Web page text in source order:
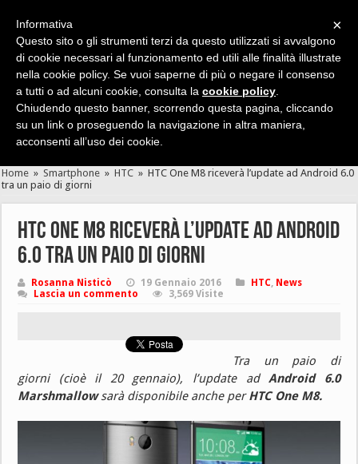
Cerca velocemente news, recensioni, guide, app, giochi ...
Home » Smartphone » HTC » HTC One M8 riceverà l’update ad Android 6.0
tra un paio di giorni
HTC One M8 riceverà l’update ad Android
6.0 tra un paio di giorni
Rosanna Nisticò 19 Gennaio 2016 HTC, News
Lascia un commento
3,569 Visite
Tra un paio di
giorni (cioè il 20 gennaio), l’update adAndroid 6.0
Marshmallowsarà disponibile anche perHTC One M8.
×
Informativa
Questo sito o gli strumenti terzi da questo utilizzati si avvalgono
di cookie necessari al funzionamento ed utili alle finalità illustrate
nella cookie policy. Se vuoi saperne di più o negare il consenso
a tutti o ad alcuni cookie, consulta la cookie policy
Chiudendo questo banner, scorrendo questa pagina, cliccando
su un link o proseguendo la navigazione in altra maniera,
acconsenti all’uso dei cookie.